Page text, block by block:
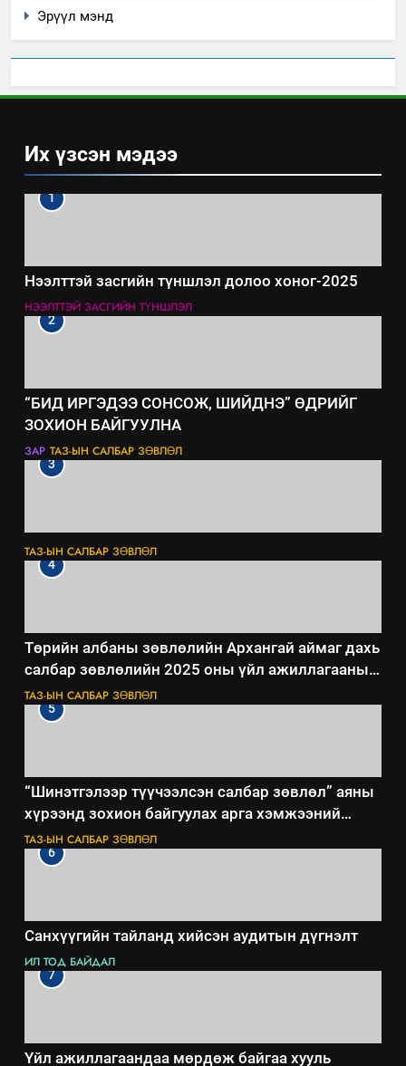
Эрүүл мэнд
Их үзсэн мэдээ
1
Нээлттэй засгийн түншлэл долоо хоног-2025
НЭЭЛТТЭЙ ЗАСГИЙН ТҮНШЛЭЛ
2
“БИД ИРГЭДЭЭ СОНСОЖ, ШИЙДНЭ” ӨДРИЙГ
ЗОХИОН БАЙГУУЛНА
ЗАР ТАЗ-ЫН САЛБАР ЗӨВЛӨЛ
3
ТАЗ-ЫН САЛБАР ЗӨВЛӨЛ
4
Төрийн албаны зөвлөлийн Архангай аймаг дахь
салбар зөвлөлийн 2025 оны үйл ажиллагааны
жилийн төлөвлөгөө
ТАЗ-ЫН САЛБАР ЗӨВЛӨЛ
5
“Шинэтгэлээр түүчээлсэн салбар зөвлөл” аяны
хүрээнд зохион байгуулах арга хэмжээний
төлөвлөгөө
ТАЗ-ЫН САЛБАР ЗӨВЛӨЛ
6
Санхүүгийн тайланд хийсэн аудитын дүгнэлт
ИЛ ТОД БАЙДАЛ
7
Үйл ажиллагаандаа мөрдөж байгаа хууль